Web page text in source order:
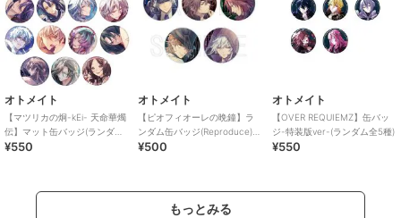
オトメイト
【マツリカの炯-kEi- 天命華燭
伝】マット缶バッジ(ランダム
全15種)
¥550
オトメイト
【ピオフィオーレの晩鐘】ラ
ンダム缶バッジ(Reproduce)
（ランダム全5種）
¥500
オトメイト
【OVER REQUIEMZ】缶バッ
ジ-特装版ver-(ランダム全5種)
¥550
もっとみる